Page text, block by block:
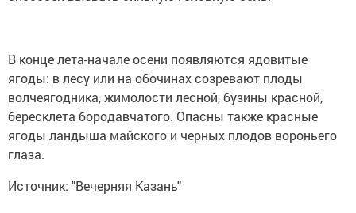
В конце лета-начале осени появляются ядовитые
ягоды: в лесу или на обочинах созревают плоды
волчеягодника, жимолости лесной, бузины красной,
бересклета бородавчатого. Опасны также красные
ягоды ландыша майского и черных плодов вороньего
глаза.
Источник: "Вечерняя Казань"